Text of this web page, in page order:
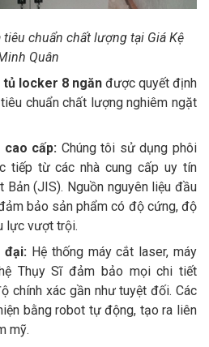
chuẩn chất lượng tại Giá Kệ
Quân
tủ locker 8 ngăn được quyết định
chuẩn chất lượng nghiêm ngặt
cao cấp: Chúng tôi sử dụng phôi
tiếp từ các nhà cung cấp uy tín
Bản (JIS). Nguồn nguyên liệu đầu
bảo sản phẩm có độ cứng, độ
lực vượt trội.
đại: Hệ thống máy cắt laser, máy
Thụy Sĩ đảm bảo mọi chi tiết
chính xác gần như tuyệt đối. Các
bằng robot tự động, tạo ra liên
mỹ.